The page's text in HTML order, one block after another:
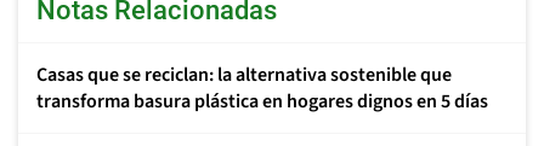
Notas Relacionadas
Casas que se reciclan: la alternativa sostenible que
transforma basura plástica en hogares dignos en 5 días